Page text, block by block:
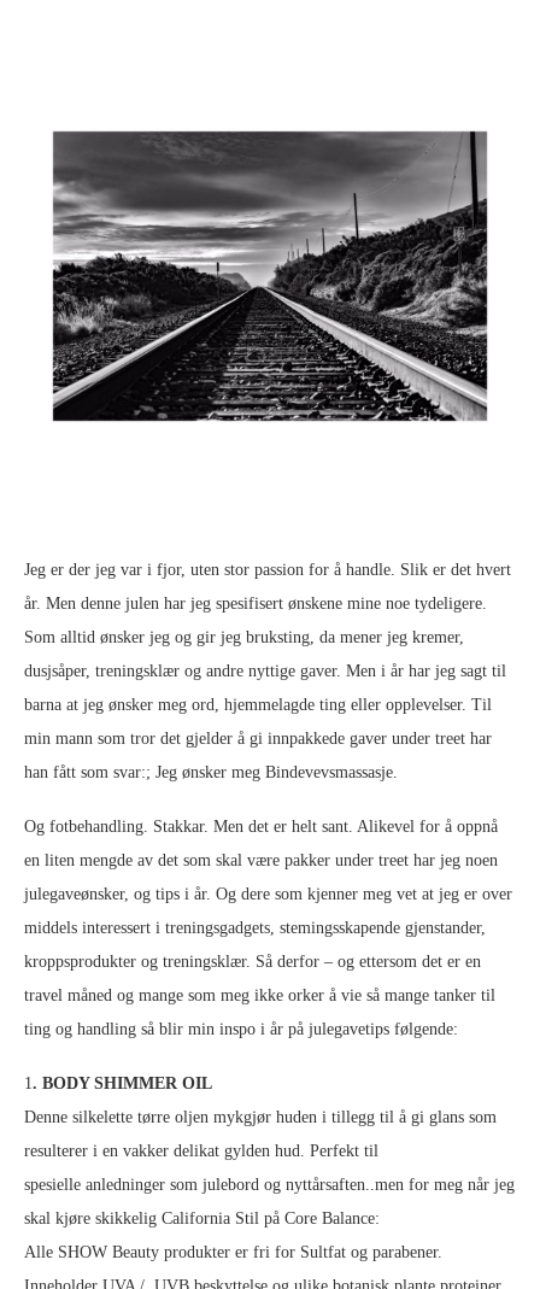
Jeg er der jeg var i fjor, uten stor passion for å handle. Slik er det hvert
år. Men denne julen har jeg spesifisert ønskene mine noe tydeligere.
Som alltid ønsker jeg og gir jeg bruksting, da mener jeg kremer,
dusjsåper, treningsklær og andre nyttige gaver. Men i år har jeg sagt til
barna at jeg ønsker meg ord, hjemmelagde ting eller opplevelser. Til
min mann som tror det gjelder å gi innpakkede gaver under treet har
han fått som svar:; Jeg ønsker meg Bindevevsmassasje.
Og fotbehandling. Stakkar. Men det er helt sant. Alikevel for å oppnå
en liten mengde av det som skal være pakker under treet har jeg noen
julegaveønsker, og tips i år. Og dere som kjenner meg vet at jeg er over
middels interessert i treningsgadgets, stemingsskapende gjenstander,
kroppsprodukter og treningsklær. Så derfor – og ettersom det er en
travel måned og mange som meg ikke orker å vie så mange tanker til
ting og handling så blir min inspo i år på julegavetips følgende:
1. BODY SHIMMER OIL
Denne silkelette tørre oljen mykgjør huden i tillegg til å gi glans som
resulterer i en vakker delikat gylden hud. Perfekt til
spesielle anledninger som julebord og nyttårsaften..men for meg når jeg
skal kjøre skikkelig California Stil på Core Balance:
Alle SHOW Beauty produkter er fri for Sultfat og parabener.